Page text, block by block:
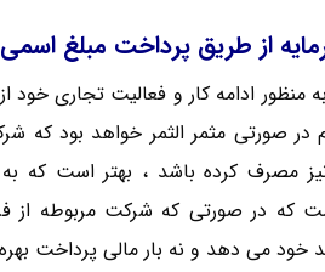
ادامه کار و فعالیت تجاری خود
در صورتی مثمر الثمر خواهد بود که
مصرف کرده باشد ، بهتر است که
که در صورتی که شرکت مربوطه از
خود می دهد و نه بار مالی پرداخت